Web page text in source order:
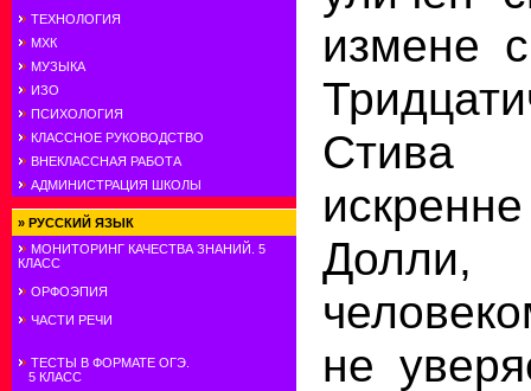
ТЕХНОЛОГИЯ
МХК
МУЗЫКА
ИЗО
ПСИХОЛОГИЯ
КЛАССНОЕ РУКОВОДСТВО
ВНЕКЛАССНАЯ РАБОТА
АДМИНИСТРАЦИЯ ШКОЛЫ
» РУССКИЙ ЯЗЫК
МОНИТОРИНГ КАЧЕСТВА ЗНАНИЙ. 5
КЛАСС
ОРФОЭПИЯ
ЧАСТИ РЕЧИ
ТЕСТЫ В ФОРМАТЕ ОГЭ.
5 КЛАСС
измене
Стива
не